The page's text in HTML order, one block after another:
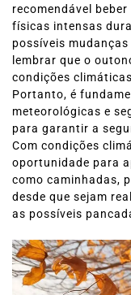
recomendável
físicas intensas
possíveis
lembrar que o
condições
Portanto, é
meteorológicas e
para garantir a
Com condições
oportunidade para
como caminhadas,
desde que sejam
as possíveis